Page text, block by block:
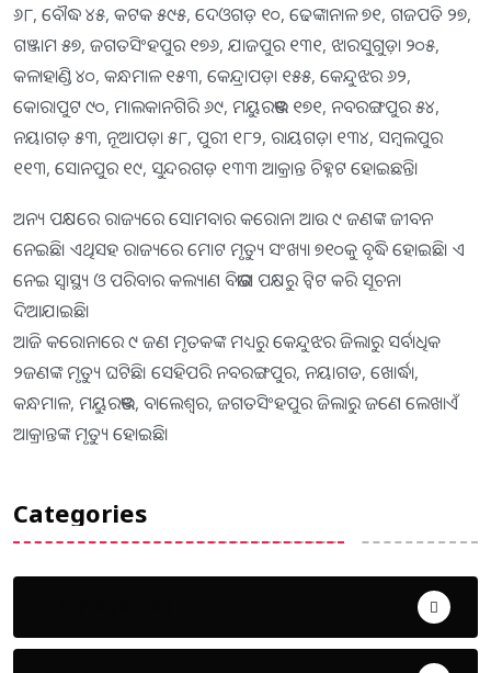
୬୮, ବୌଦ୍ଧ ୪୫, କଟକ ୫୯୫, ଦେଓଗଡ଼ ୧୦, ଢେଙ୍କାନାଳ ୭୧, ଗଜପତି ୨୭,
ଗଞ୍ଜାମ ୫୭, ଜଗତସିଂହପୁର ୧୭୬, ଯାଜପୁର ୧୩୧, ଝାରସୁଗୁଡ଼ା ୨୦୫,
କଳାହାଣ୍ଡି ୪୦, କନ୍ଧମାଳ ୧୫୩, କେନ୍ଦ୍ରାପଡ଼ା ୧୫୫, କେନ୍ଦୁଝର ୬୨,
କୋରାପୁଟ ୯୦, ମାଲକାନଗିରି ୬୯, ମୟୁରଭଞ୍ଜ ୧୭୧, ନବରଙ୍ଗପୁର ୫୪,
ନୟାଗଡ଼ ୫୩, ନୂଆପଡ଼ା ୫୮, ପୁରୀ ୧୮୨, ରାୟଗଡ଼ା ୧୩୪, ସମ୍ବଲପୁର
୧୧୩, ସୋନପୁର ୧୯, ସୁନ୍ଦରଗଡ଼ ୧୩୩ ଆକ୍ରାନ୍ତ ଚିହ୍ନଟ ହୋଇଛନ୍ତି।
ଅନ୍ୟ ପକ୍ଷରେ ରାଜ୍ୟରେ ସୋମବାର କରୋନା ଆଉ ୯ ଜଣଙ୍କ ଜୀବନ
ନେଇଛି। ଏଥିସହ ରାଜ୍ୟରେ ମୋଟ ମୃତ୍ୟୁ ସଂଖ୍ୟା ୭୧୦କୁ ବୃଦ୍ଧି ହୋଇଛି। ଏ
ନେଇ ସ୍ବାସ୍ଥ୍ୟ ଓ ପରିବାର କଲ୍ୟାଣ ବିଭାଗ ପକ୍ଷରୁ ଟ୍ବିଟ କରି ସୂଚନା
ଦିଆଯାଇଛି।
ଆଜି କରୋନାରେ ୯ ଜଣ ମୃତକଙ୍କ ମଧ୍ୟରୁ କେନ୍ଦୁଝର ଜିଲାରୁ ସର୍ବାଧିକ
୨ଜଣଙ୍କ ମୃତ୍ୟୁ ଘଟିଛି। ସେହିପରି ନବରଙ୍ଗପୁର, ନୟାଗଡ, ଖୋର୍ଦ୍ଧା,
କନ୍ଧମାଳ, ମୟୁରଭଞ୍ଜ, ବାଲେଶ୍ବର, ଜଗତସିଂହପୁର ଜିଲାରୁ ଜଣେ ଲେଖାଏଁ
ଆକ୍ରାନ୍ତଙ୍କ ମୃତ୍ୟୁ ହୋଇଛି।
Categories